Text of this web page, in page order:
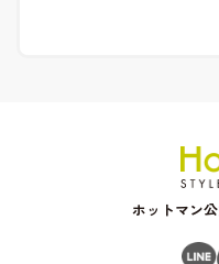
ホットマン